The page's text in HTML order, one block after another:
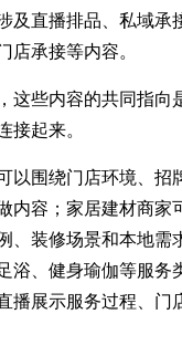
及直播排品、私域承
店承接等内容。
这些内容的共同指向
接起来。
以围绕门店环境、招
内容；家居建材商家
、装修场景和本地需
浴、健身瑜伽等服务
播展示服务过程、门